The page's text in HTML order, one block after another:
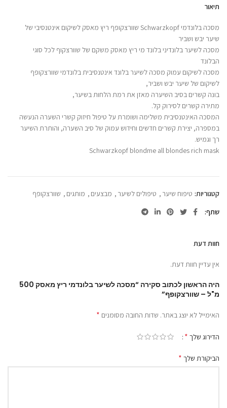
תיאור
מסכה בלונדמי Schwarzkopf שוורצקופף ריץ מאסק לשיקום אינטנסיבי של
שיער יבש ושביר
מסכה לשיער בלונדיני בלונד מי ריץ מאסק משקם של שוורצקוף לכל סוגי
הבלונד
מסכה לשיקום עמוק מסכה לשיער בלונד אינטנסיבית בלונדמי שוורצקופף
לשיקום של שיער יבש ושביר,
בונה קשרים בסיב השיערה מאזן את רמת הלחות בשיער,
מתירה קשרים לסירוק קל.
המסכה האינטנסיבית משלימה ושומרת על טיפול חיזוק קשרי השערה הנעשה
במספרה, יצירת קשרים חדשים וחידוש עמוק של סיב השערה, והותרת השיער
רך וגמיש.
Schwarzkopf blondme all blondes rich mask
קטגוריות: טיפוח שיער , טיפולים לשיער , מבצעים , מותגים , שוורצקופף
שתף
חוות דעת
אין עדיין חוות דעת.
היה הראשון לכתוב סקירה “מסכה לשיער בלונדמי ריץ מאסק 500
מ"ל – שוורצקופף”
האימייל לא יוצג באתר. שדות החובה מסומנים *
הדירוג שלך *
הביקורת שלך *